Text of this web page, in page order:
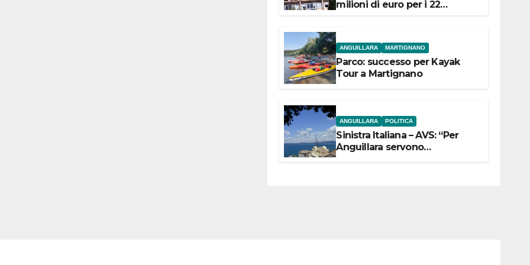
milioni di euro per i 22
ANGUILLARA MARTIGNANO
Parco: successo per Kayak
Tour a Martignano
ANGUILLARA POLITICA
Sinistra Italiana – AVS: “Per
Anguillara servono